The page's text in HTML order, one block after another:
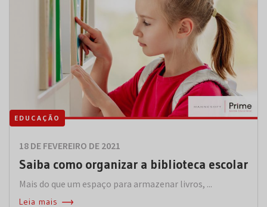
EDUCAÇÃO
18 DE FEVEREIRO DE 2021
Saiba como organizar a biblioteca escolar
Mais do que um espaço para armazenar livros, ...
Leia mais